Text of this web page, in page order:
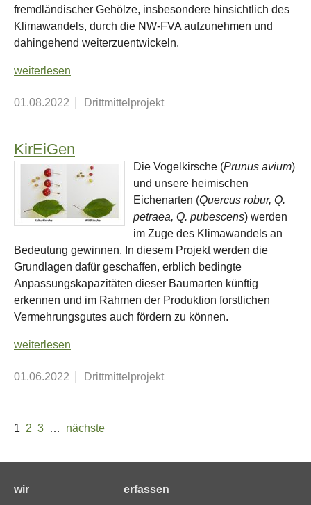
fremdländischer Gehölze, insbesondere hinsichtlich des
Klimawandels, durch die NW-FVA aufzunehmen und
dahingehend weiterzuentwickeln.
weiterlesen
01.08.2022 Drittmittelprojekt
KirEiGen
Die Vogelkirsche (Prunus avium)
und unsere heimischen
Eichenarten (Quercus robur, Q.
petraea, Q. pubescens) werden
im Zuge des Klimawandels an
Bedeutung gewinnen. In diesem Projekt werden die
Grundlagen dafür geschaffen, erblich bedingte
Anpassungskapazitäten dieser Baumarten künftig
erkennen und im Rahmen der Produktion forstlichen
Vermehrungsgutes auch fördern zu können.
weiterlesen
01.06.2022 Drittmittelprojekt
1 2 3 … nächste
wir
erfassen